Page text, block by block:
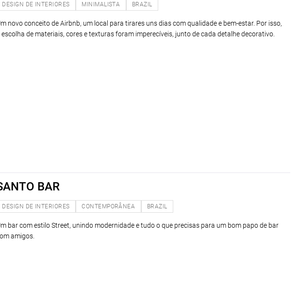
DESIGN DE INTERIORES MINIMALISTA BRAZIL
novo conceito de Airbnb, um local para tirares uns dias com qualidade e bem-estar. Por isso,
escolha de materiais, cores e texturas foram imperecíveis, junto de cada detalhe decorativo.
BAR
DESIGN DE INTERIORES CONTEMPORÂNEA BRAZIL
bar com estilo Street, unindo modernidade e tudo o que precisas para um bom papo de bar
amigos.